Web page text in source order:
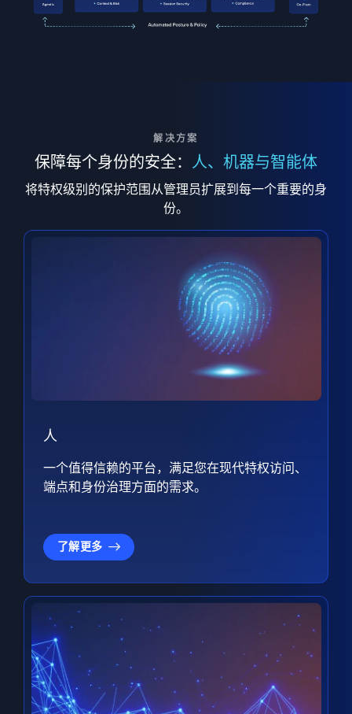
解决方案
保障每个身份的安全： 人、机器与智能体
将特权级别的保护范围从管理员扩展到每一个重要的身
份。
人
一个值得信赖的平台，满足您在现代特权访问、
端点和身份治理方面的需求。
了解更多